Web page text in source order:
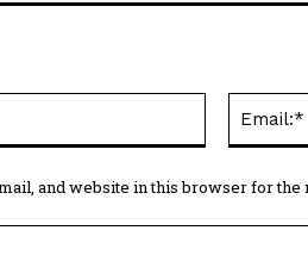
and website in this browser for